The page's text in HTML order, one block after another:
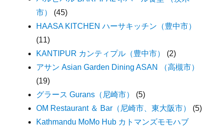
市）
(45)
HAASA KITCHEN ハーサキッチン（豊中市）
(11)
KANTIPUR カンティプル（豊中市）
(2)
アサン Asian Garden Dining ASAN （高槻市）
(19)
グラース Gurans（尼崎市）
(5)
OM Restaurant ＆ Bar（尼崎市、東大阪市）
(5)
Kathmandu MoMo Hub カトマンズモモハブ